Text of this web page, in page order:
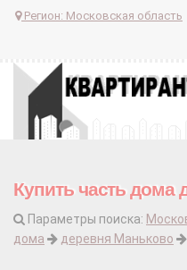
Регион: Московская область
Купить часть дома
Параметры поиска:
дома
деревня Маньково